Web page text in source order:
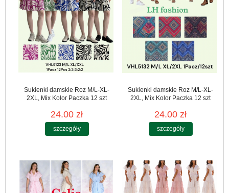
Sukienki damskie Roz M/L-XL-
2XL, Mix Kolor Paczka 12 szt
24.00 zł
szczegóły
Sukienki damskie Roz M/L-XL-
2XL, Mix Kolor Paczka 12 szt
24.00 zł
szczegóły